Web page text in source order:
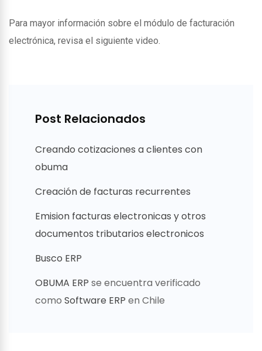
Para mayor información sobre el módulo de facturación
electrónica, revisa el siguiente video.
Post Relacionados
Creando cotizaciones a clientes con
obuma
Creación de facturas recurrentes
Emision facturas electronicas y otros
documentos tributarios electronicos
Busco ERP
OBUMA ERP se encuentra verificado
como Software ERP en Chile